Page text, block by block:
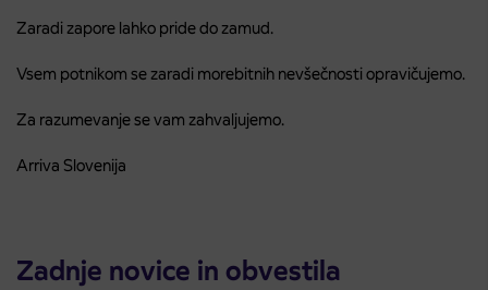
Zaradi zapore lahko pride do zamud.
Vsem potnikom se zaradi morebitnih nevšečnosti opravičujemo.
Za razumevanje se vam zahvaljujemo.
Arriva Slovenija
Zadnje novice in obvestila